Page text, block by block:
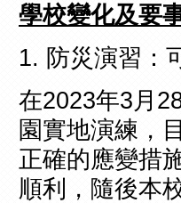
學校變化及要
1. 防災演習：
在2023年3月
園實地演練，
正確的應變措
順利，隨後本